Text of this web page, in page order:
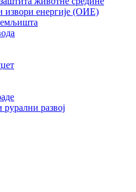
енергије (ОИЕ)
развој